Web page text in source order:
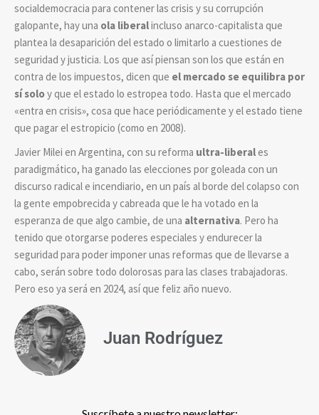
socialdemocracia para contener las crisis y su corrupción
galopante, hay una ola liberalincluso anarco-capitalista que
plantea la desaparición del estado o limitarlo a cuestiones de
seguridad y justicia. Los que así piensan son los que están en
contra de los impuestos, dicen que el mercado se equilibra por
sí soloy que el estado lo estropea todo. Hasta que el mercado
«entra en crisis», cosa que hace periódicamente y el estado tiene
que pagar el estropicio (como en 2008).
Javier Milei en Argentina, con su reforma ultra-liberales
paradigmático, ha ganado las elecciones por goleada con un
discurso radical e incendiario, en un país al borde del colapso con
la gente empobrecida y cabreada que le ha votado en la
esperanza de que algo cambie, de una alternativa. Pero ha
tenido que otorgarse poderes especiales y endurecer la
seguridad para poder imponer unas reformas que de llevarse a
cabo, serán sobre todo dolorosas para las clases trabajadoras.
Pero eso ya será en 2024, así que feliz año nuevo.
Juan Rodríguez